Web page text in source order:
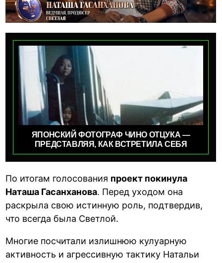
ЯПОНСКИЙ ФОТОГРАФ ЧИНО ОТЦУКА —
ПРЕДСТАВЛЯЯ, КАК ВСТРЕТИЛА СЕБЯ
По итогам голосования проект покинула
Наташа Гасанханова. Перед уходом она
раскрыла свою истинную роль, подтвердив,
что всегда была Светлой.
Многие посчитали излишнюю кулуарную
активность и агрессивную тактику Натальи